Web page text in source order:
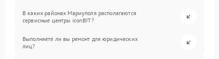
В каких районах Мариуполя располагаются
сервисные центры iconBIT?
Выполняете ли вы ремонт для юридических
лиц?